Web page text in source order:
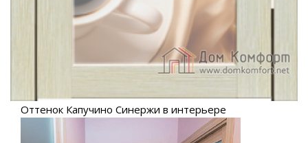
Оттенок Капучино Синержи в интерьере